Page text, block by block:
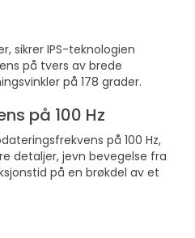
sikrer IPS-teknologien
på tvers av brede
på 178 grader.
på 100 Hz
på 100 Hz,
detaljer, jevn bevegelse fra
på en brøkdel av et